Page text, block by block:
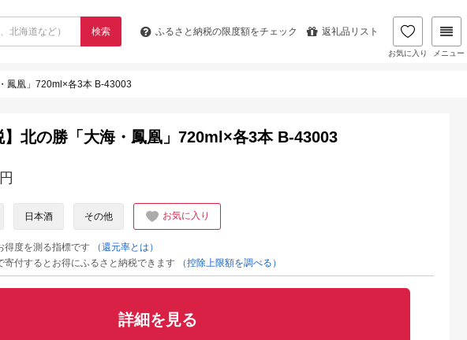
検索 ふるさと納税の限度額をチェック 返礼品リスト
お気に入り メニュー
鳳凰」720ml×各3本 B-43003
】北の勝「大海・鳳凰」720ml×各3本 B-43003
円
日本酒 その他 お気に入り
度を測る指標です
（還元率とは）
付するとお得にふるさと納税できます
（控除上限額を調べる）
詳細を見る